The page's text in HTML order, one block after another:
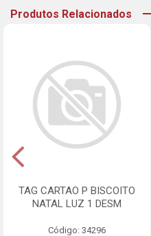
Produtos Relacionados
TAG CARTAO P BISCOITO
NATAL LUZ 1 DESM
Código: 34296